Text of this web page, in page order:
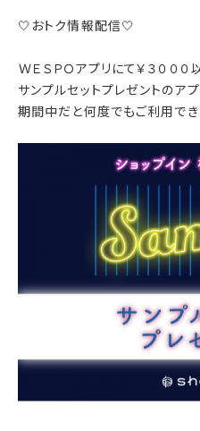
🤍おトク情報配信🤍
ＷＥＳＰＯアプリにて￥３０００
サンプルセットプレゼントのア
期間中だと何度でもご利用でき